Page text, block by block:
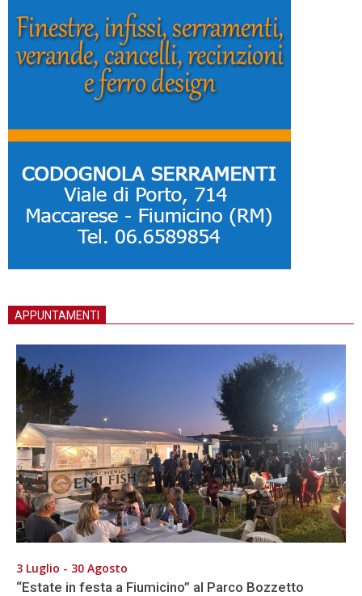
APPUNTAMENTI
3 Luglio - 30 Agosto
“Estate in festa a Fiumicino” al Parco Bozzetto